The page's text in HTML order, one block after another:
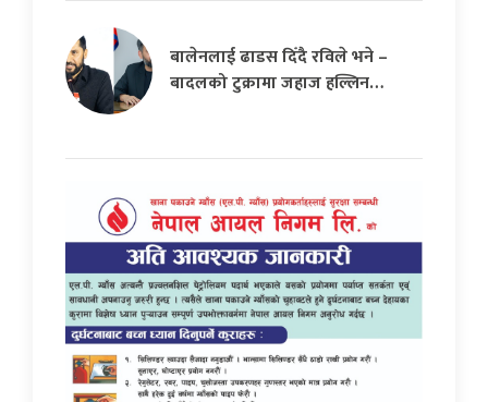
बालेनलाई ढाडस दिँदै रविले भने –
बादलको टुक्रामा जहाज हल्लिन…